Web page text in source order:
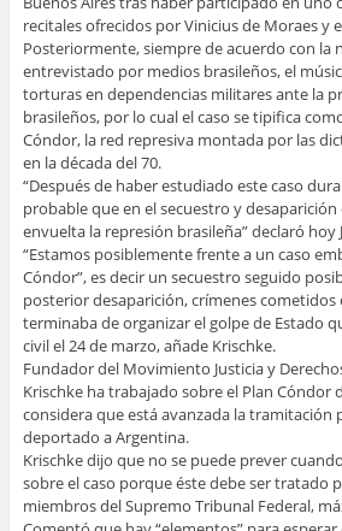
recitales ofrecidos por Vinicius de Moraes y
Posteriormente, siempre de acuerdo con la
entrevistado por medios brasileños, el
torturas en dependencias militares ante la
brasileños, por lo cual el caso se tipifica
Cóndor, la red represiva montada por las
en la década del 70.
“Después de haber estudiado este caso
probable que en el secuestro y
envuelta la represión brasileña” declaró hoy
“Estamos posiblemente frente a un caso
Cóndor”, es decir un secuestro seguido
posterior desaparición, crímenes cometidos
terminaba de organizar el golpe de Estado
civil el 24 de marzo, añade Krischke.
Fundador del Movimiento Justicia y
Krischke ha trabajado sobre el Plan Cóndor
considera que está avanzada la tramitación
deportado a Argentina.
Krischke dijo que no se puede prever
sobre el caso porque éste debe ser tratado
miembros del Supremo Tribunal Federal,